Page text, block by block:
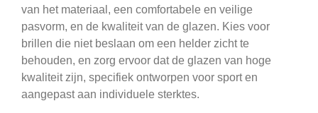
van het materiaal, een comfortabele en veilige
pasvorm, en de kwaliteit van de glazen. Kies voor
brillen die niet beslaan om een helder zicht te
behouden, en zorg ervoor dat de glazen van hoge
kwaliteit zijn, specifiek ontworpen voor sport en
aangepast aan individuele sterktes.